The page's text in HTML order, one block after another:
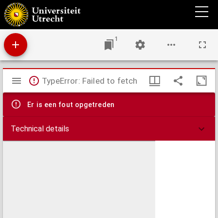
Collectie Ledeboer.
1
Mirador
viewer
TypeError: Failed to fetch
Er is een fout opgetreden
Technical details